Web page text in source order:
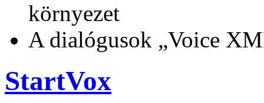
környezet
A dialógusok „Voice
StartVox